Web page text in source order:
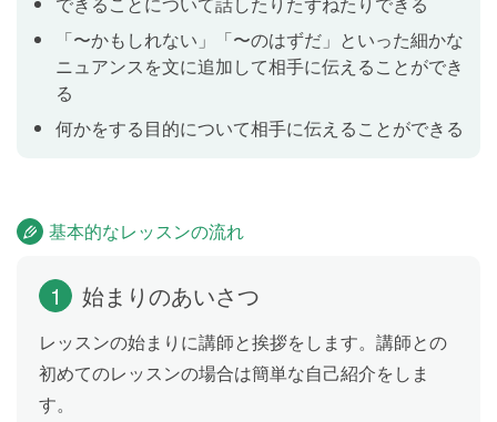
Lesson 11 Manners
マナーについて話してみましょう。
Lesson 8〜11 の内容をおさらいします。
Lesson 13 現在完了形の用法 ①
現在完了形(経験)の文を学習します。「私は２度ロンド
ンに行ったことがあります」「私は彼と話したことが
ありません」のように、これまで経験したことなどに
ついて話したり、たずねたりできるようになります。
「〜かもしれない」「〜のはずだ」といった細かな
ニュアンスを文に追加して相手に伝えることができ
る
何かをする目的について相手に伝えることができる
基本的なレッスンの流れ
1 始まりのあいさつ
レッスンの始まりに講師と挨拶をします。講師との
初めてのレッスンの場合は簡単な自己紹介をしま
す。